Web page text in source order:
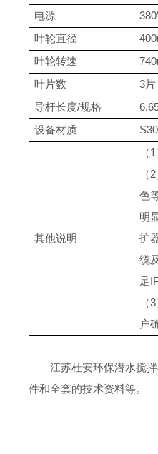
电源
叶轮直径
400
叶轮转速
740
叶片数
3片
导杆长度/规格
设备材质
其他说明
（1
（2
色
明
护
缆
足
（3
户
江苏杜安环保潜水搅
件和全套的技术资料等。